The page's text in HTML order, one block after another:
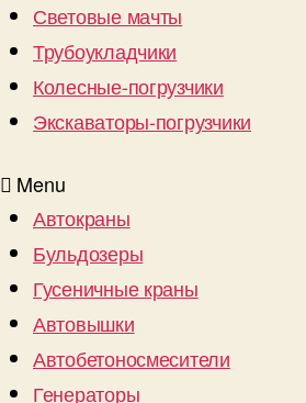
Световые мачты
Трубоукладчики
Колесные-погрузчики
Экскаваторы-погрузчики
Menu
Автокраны
Бульдозеры
Гусеничные краны
Автовышки
Автобетоносмесители
Генераторы